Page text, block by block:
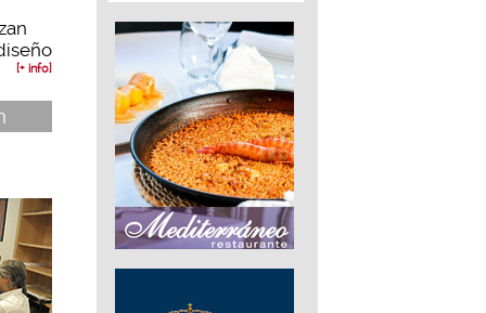
[+ info]